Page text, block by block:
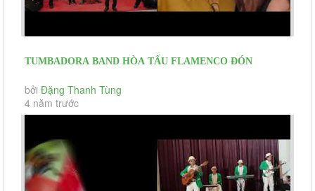
TUMBADORA BAND HÒA TẤU FLAMENCO ĐÓN
KHÁCH CÁC EVENT KHAI TRƯƠNG, HỌP...
bởi Đặng Thanh Tùng
4 năm trước